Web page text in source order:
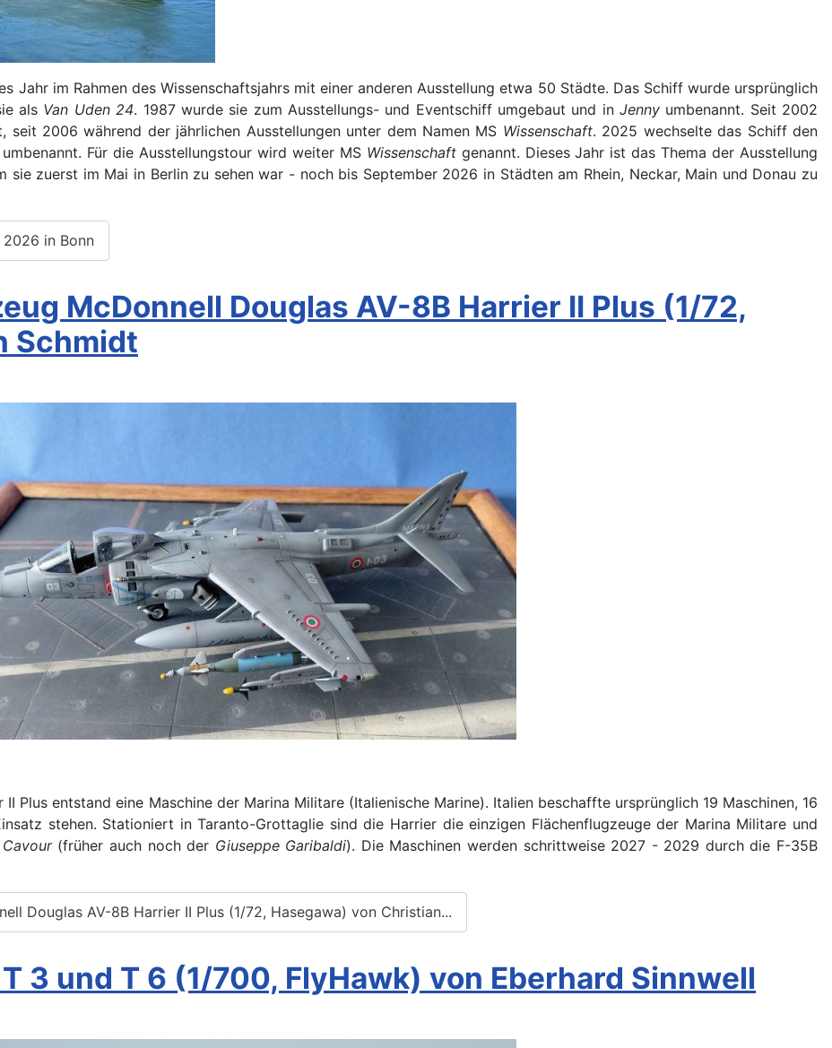
Jahr im Rahmen des Wissenschaftsjahrs mit einer anderen Ausstellung etwa 50 Städte. Das Schiff wurde ursprünglich
als Van Uden 24. 1987 wurde sie zum Ausstellungs- und Eventschiff umgebaut und in Jennyumbenannt. Seit 2002
2006 während der jährlichen Ausstellungen unter dem Namen MS Wissenschaft. 2025 wechselte das Schiff den
umbenannt. Für die Ausstellungstour wird weiter MS Wissenschaftgenannt. Dieses Jahr ist das Thema der Ausstellung
sie zuerst im Mai in Berlin zu sehen war - noch bis September 2026 in Städten am Rhein, Neckar, Main und Donau zu
2026 in Bonn
McDonnell Douglas AV-8B Harrier II Plus (1/72,
Schmidt
Plus entstand eine Maschine der Marina Militare (Italienische Marine). Italien beschaffte ursprünglich 19 Maschinen, 16
stehen. Stationiert in Taranto-Grottaglie sind die Harrier die einzigen Flächenflugzeuge der Marina Militare und
Cavour(früher auch noch der Giuseppe Garibaldi). Die Maschinen werden schrittweise 2027 - 2029 durch die F-35B
Douglas AV-8B Harrier II Plus (1/72, Hasegawa) von Christian...
3 und T 6 (1/700, FlyHawk) von Eberhard Sinnwell